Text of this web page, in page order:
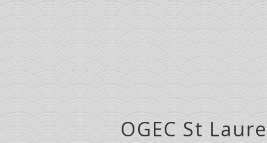
OGEC St